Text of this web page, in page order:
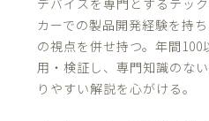
デバイスを専門とするテッ
カーでの製品開発経験を持
の視点を併せ持つ。年間
用・検証し、専門知識のな
りやすい解説を心がける。